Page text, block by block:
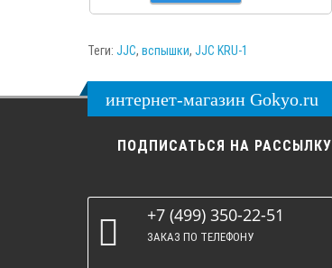
Теги: JJC, вспышки, JJC KRU-1
интернет-магазин Gokyo.ru
ПОДПИСАТЬСЯ НА РАССЫЛКУ
+7 (499) 350-22-51
ЗАКАЗ ПО ТЕЛЕФОНУ